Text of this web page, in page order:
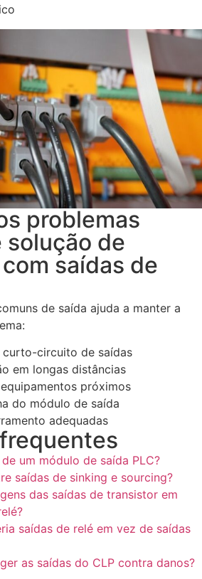
problemas
solução de
saídas de
de saída ajuda a manter a
circuito de saídas
em longas distâncias
próximos
do módulo de saída
adequadas
um módulo de saída PLC?
saídas de sinking e sourcing?
das saídas de transistor em
saídas de relé em vez de saídas
as saídas do CLP contra danos?